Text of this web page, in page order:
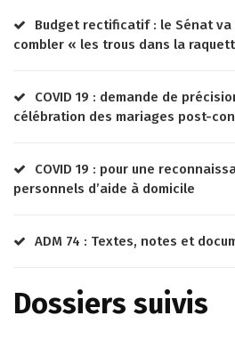
Budget rectificatif : le Sénat
combler « les trous dans la
COVID 19 : demande de
célébration des mariages post-
COVID 19 : pour une
personnels d’aide à domicile
ADM 74 : Textes, notes et
Dossiers suivis